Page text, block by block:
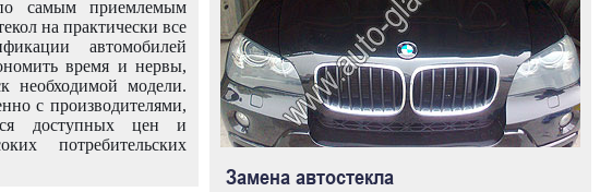
самым приемлемым
на практически все
автомобилей
время и нервы,
необходимой модели.
с производителями,
доступных цен и
потребительских
Замена автостекла